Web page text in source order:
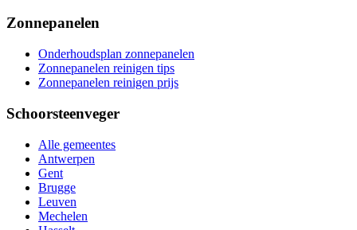
Zonnepanelen
Onderhoudsplan zonnepanelen
Zonnepanelen reinigen tips
Zonnepanelen reinigen prijs
Schoorsteenveger
Alle gemeentes
Antwerpen
Gent
Brugge
Leuven
Mechelen